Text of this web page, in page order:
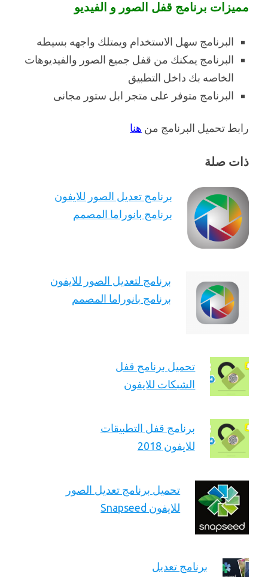
مميزات برنامج قفل الصور و الفيديو
البرنامج سهل الاستخدام ويمتلك واجهه بسيطه
البرنامج يمكنك من قفل جميع الصور والفيديوهات
الخاصه بك داخل التطبيق
البرنامج متوفر على متجر ابل ستور مجانى
رابط تحميل البرنامج من هنا
ذات صلة
برنامج تعديل الصور للايفون
برنامج بانوراما المصمم
برنامج لتعديل الصور للايفون
برنامج بانوراما المصمم
تحميل برنامج قفل
الشبكات للايفون
برنامج قفل التطبيقات
للايفون 2018
تحميل برنامج تعديل الصور
للايفون Snapseed
برنامج تعديل